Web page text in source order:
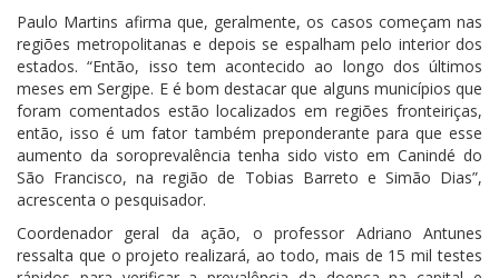
Paulo Martins afirma que, geralmente, os casos começam nas
regiões metropolitanas e depois se espalham pelo interior dos
estados. “Então, isso tem acontecido ao longo dos últimos
meses em Sergipe. E é bom destacar que alguns municípios que
foram comentados estão localizados em regiões fronteiriças,
então, isso é um fator também preponderante para que esse
aumento da soroprevalência tenha sido visto em Canindé do
São Francisco, na região de Tobias Barreto e Simão Dias”,
acrescenta o pesquisador.
Coordenador geral da ação, o professor Adriano Antunes
ressalta que o projeto realizará, ao todo, mais de 15 mil testes